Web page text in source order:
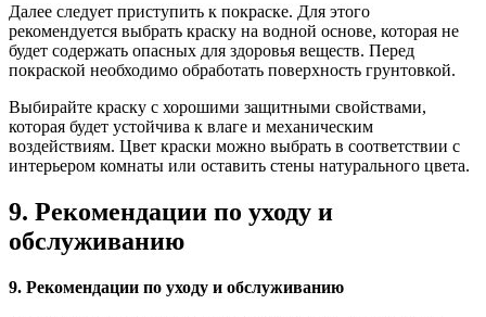
Далее следует приступить к покраске. Для этого
рекомендуется выбрать краску на водной основе, которая не
будет содержать опасных для здоровья веществ. Перед
покраской необходимо обработать поверхность грунтовкой.
Выбирайте краску с хорошими защитными свойствами,
которая будет устойчива к влаге и механическим
воздействиям. Цвет краски можно выбрать в соответствии с
интерьером комнаты или оставить стены натурального цвета.
9. Рекомендации по уходу и
обслуживанию
9. Рекомендации по уходу и обслуживанию